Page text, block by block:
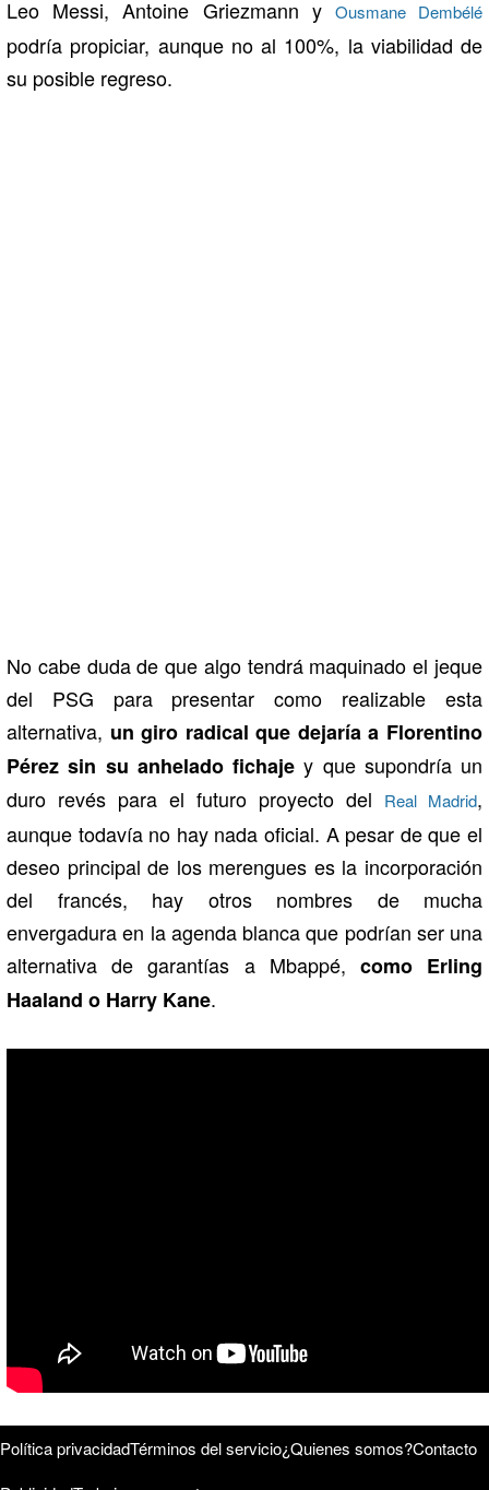
Leo Messi, Antoine Griezmann y Ousmane Dembélé
podría propiciar, aunque no al 100%, la viabilidad de
su posible regreso.
No cabe duda de que algo tendrá maquinado el jeque
del PSG para presentar como realizable esta
alternativa, un giro radical que dejaría a Florentino
Pérez sin su anhelado fichaje y que supondría un
duro revés para el futuro proyecto del
Real Madrid,
aunque todavía no hay nada oficial. A pesar de que el
deseo principal de los merengues es la incorporación
del francés, hay otros nombres de mucha
envergadura en la agenda blanca que podrían ser una
alternativa de garantías a Mbappé, como Erling
Haaland o Harry Kane.
Política privacidadTérminos del servicio¿Quienes somos?Contacto